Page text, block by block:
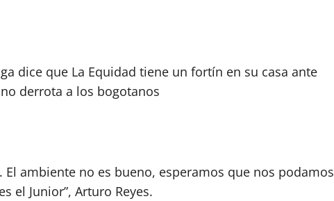
dice que La Equidad tiene un fortín en su casa ante
derrota a los bogotanos
ambiente no es bueno, esperamos que nos podamos
el Junior”, Arturo Reyes.